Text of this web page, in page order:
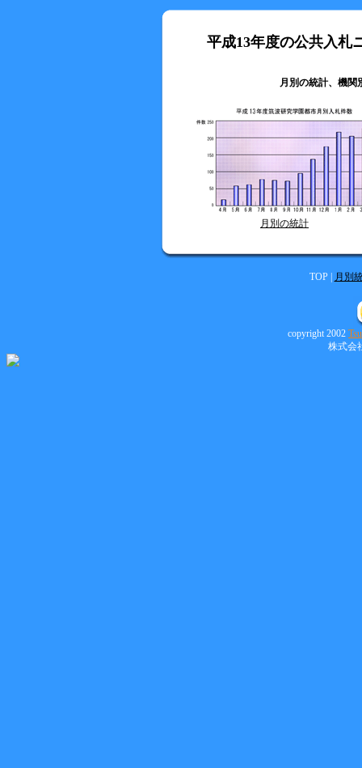
平成13年度の公共入札
月別の統計、機関
月別の統計
TOP | 月別
copyright 2002
株式会